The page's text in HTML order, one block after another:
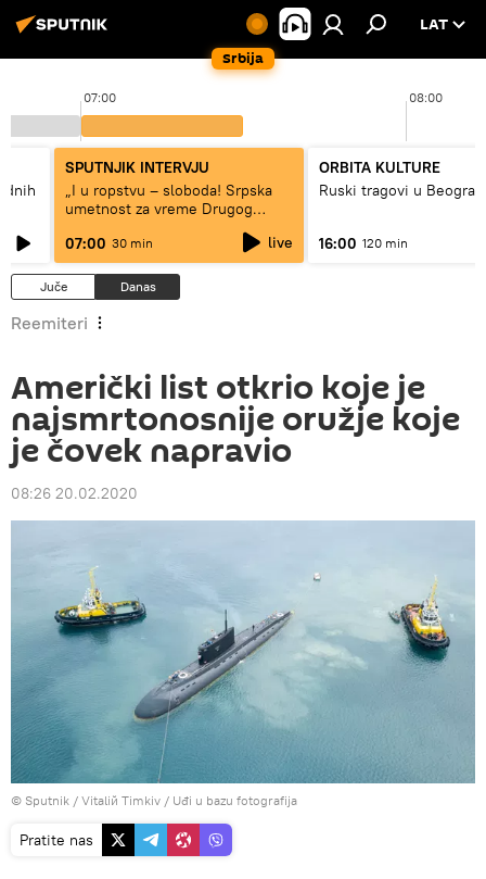
Srbija
LAT
07:00 08:00
SPUTNJIK INTERVJU
„I u ropstvu – sloboda! Srpska
umetnost za vreme Drugog
07:00 30 min live
ORBITA KULTURE
Ruski tragovi u
16:00 120 min
Juče Danas
Reemiteri
Američki list otkrio koje je
najsmrtonosnije oružje koje
je čovek napravio
08:26 20.02.2020
© Sputnik / Vitaliй Timkiv / Uđi u bazu fotografija
Pratite nas